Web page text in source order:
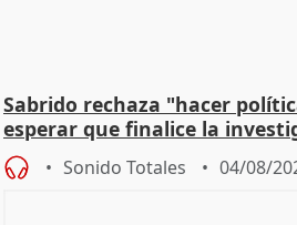
Sabrido rechaza "hacer
esperar que finalice la
Sonido Totales 04/08/